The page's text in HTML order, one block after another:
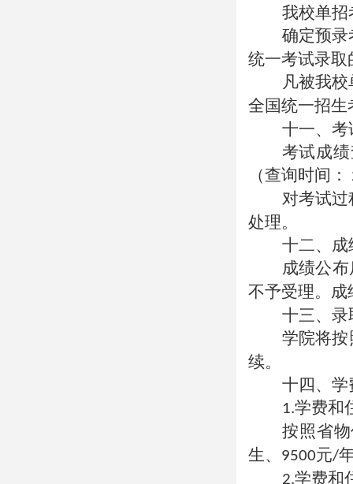
我校单招
确定预
统一考试录取
凡被我
全国统一招生
十一、考
考试成
（查询时间：
对考试
处理。
十二、成
成绩公
不予受理。成
十三、录
学院将
续。
十四、学
1.学费和
按照省
生、
9500元/
2.学费和